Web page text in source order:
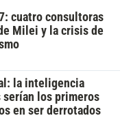
cuatro consultoras
Milei y la crisis de
la inteligencia
los primeros
en ser derrotados